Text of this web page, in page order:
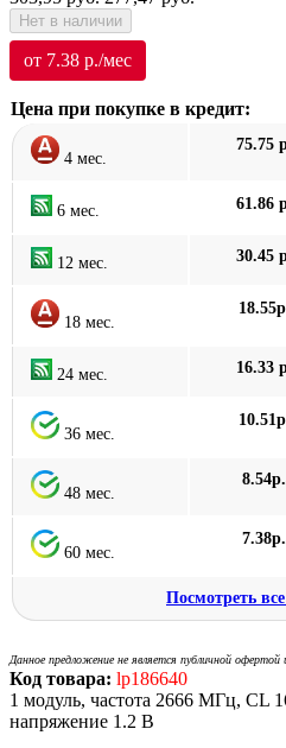
Нет в наличии
от 7.38 р./мес
Цена при покупке в кредит:
4 мес.
75.75
6 мес. 61.86
12 мес. 30.45
18 мес.
24 мес. 16.33
36 мес.
48 мес.
60 мес.
Посмотреть
Данное предложение не является публичной
Код товара: lp186640
1 модуль, частота 2666 МГц, CL
напряжение 1.2 В